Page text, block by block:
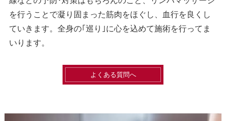
を行うことで凝り固まった筋肉をほぐし、血行を良くし
ていきます。全身の｢巡り｣に心を込めて施術を行ってま
いります。
よくある質問へ